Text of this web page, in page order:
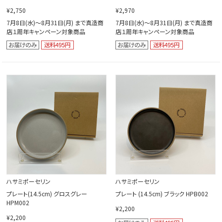
¥2,750
7月8日(水)～8月31日(月) まで真造商
店１周年キャンペーン対象商品
¥2,970
7月8日(水)～8月31日(月) まで真造商
店１周年キャンペーン対象商品
ハサミポーセリン
プレート(14.5cm) グロスグレー
HPM002
¥2,200
ハサミポーセリン
プレート (14.5cm) ブラック HPB002
¥2,200